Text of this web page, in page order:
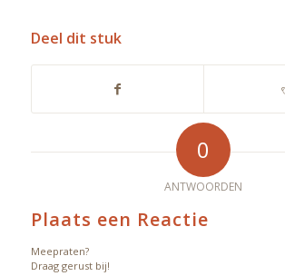
Deel dit stuk
0
ANTWOORDEN
Plaats een Reactie
Meepraten?
Draag gerust bij!